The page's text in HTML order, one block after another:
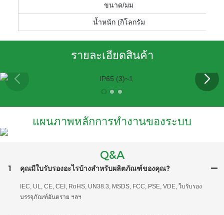
ขนาด/มม
น้ำหนัก (กิโลกรัม
รายละเอียดสินค้า
แผนภาพหลักการทำงานของระบบ
Q&A
1 คุณมีใบรับรองอะไรบ้างสำหรับผลิตภัณฑ์ของคุณ?
IEC, UL, CE, CEI, RoHS, UN38.3, MSDS, FCC, PSE, VDE, ใบรับรอง
บรรจุภัณฑ์อันตราย ฯลฯ